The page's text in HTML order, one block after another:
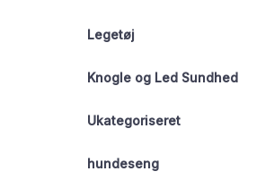
Legetøj
Knogle og Led Sundhed
Ukategoriseret
hundeseng